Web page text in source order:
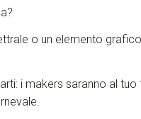
o un elemento
i makers saranno al tuo